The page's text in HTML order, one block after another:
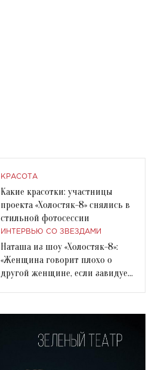
КРАСОТА
Какие красотки: участницы
проекта «Холостяк-8» снялись в
стильной фотосессии
ИНТЕРВЬЮ СО ЗВЕЗДАМИ
Наташа из шоу «Холостяк-8»:
«Женщина говорит плохо о
другой женщине, если завидует